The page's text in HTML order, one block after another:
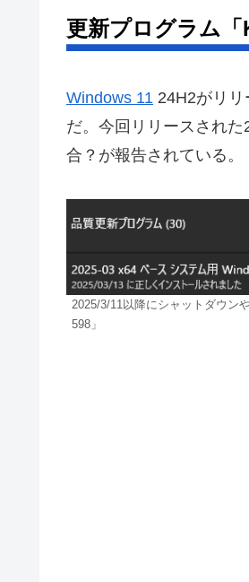
更新プログラム
Windows 11 24H2がリ
だ。今回リリースされ
合？が報告されている。
2025/3/11以降にシャットダウン
598」